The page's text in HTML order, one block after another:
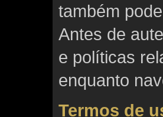
também
Antes de
e políticas
enquanto
Termos de